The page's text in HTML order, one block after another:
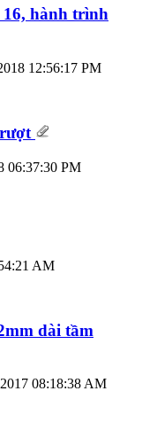
hành trình
12:56:17 PM
06:37:30 PM
AM
dài tầm
08:18:38 AM